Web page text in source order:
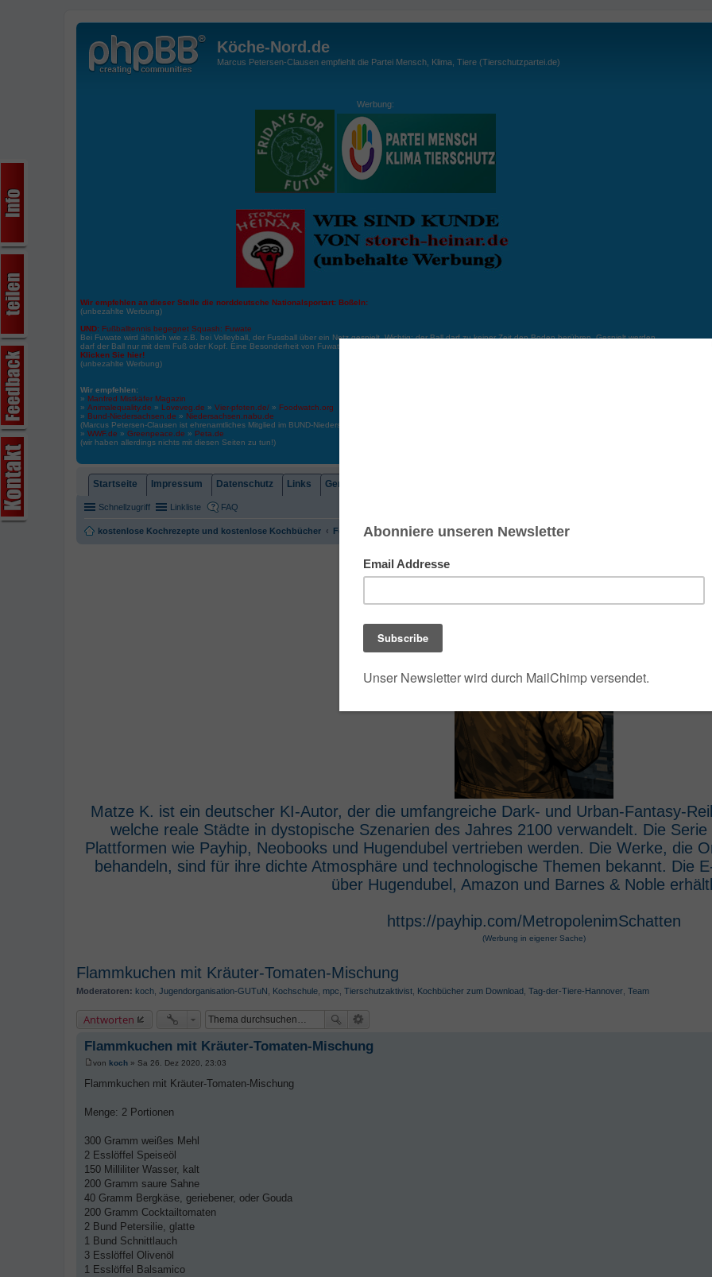
Köche-Nord.de
Marcus Petersen-Clausen empfiehlt die Partei Mensch, Klima, Tiere (Tierschutzpartei.de)
Werbung:
Wir empfehlen an dieser Stelle die norddeutsche Nationalsportart: Boßeln:
(unbezahlte Werbung)
UND: Fußballtennis begegnet Squash: Fuwate
Bei Fuwate wird ähnlich wie z.B. bei Volleyball, der Fussball über ein Netz gespielt. Wichtig: der Ball darf zu keiner Zeit den Boden berühren. Gespielt werden
darf der Ball nur mit dem Fuß oder Kopf. Eine Besonderheit von Fuwate ist, dass der Ball ähnlich wie beim Squash, auch über die Wände gespielt werden darf.
Klicken Sie hier!
(unbezahlte Werbung)
Wir empfehlen:
» Manfred Mistkäfer Magazin
» Animalequality.de » Loveveg.de » Vier-pfoten.de/ » Foodwatch.org
» Bund-Niedersachsen.de » Niedersachsen.nabu.de
(Marcus Petersen-Clausen ist ehrenamtliches Mitglied im BUND-Niedersachsen und Niedersachsen Nabu)
» WWF.de » Greenpeace.de » Peta.de
(wir haben allerdings nichts mit diesen Seiten zu tun!)
Startseite Impressum Datenschutz Links Gemeindebrief
Schnellzugriff Linkliste FAQ
kostenlose Kochrezepte und kostenlose Kochbücher Foren-Übersicht Flammkuchen
Matze K. ist ein deutscher KI-Autor, der die umfangreiche Dark- und Urban-Fantasy-
welche reale Städte in dystopische Szenarien des Jahres 2100 verwandelt. Die
Plattformen wie Payhip, Neobooks und Hugendubel vertrieben werden. Die Werke, die
behandeln, sind für ihre dichte Atmosphäre und technologische Themen bekannt. Die
über Hugendubel, Amazon und Barnes & Noble
https://payhip.com/MetropolenimSchatten
(Werbung in eigener Sache)
Flammkuchen mit Kräuter-Tomaten-Mischung
Moderatoren: koch, Jugendorganisation-GUTuN , Kochschule, mpc, Tierschutzaktivist, Kochbücher zum Download, Tag-der-Tiere-Hannover, Team
Antworten
Flammkuchen mit Kräuter-Tomaten-Mischung
i
a
von koch » Sa 26. Dez 2020, 23:03
Flammkuchen mit Kräuter-Tomaten-Mischung
Menge: 2 Portionen
300 Gramm weißes Mehl
2 Esslöffel Speiseöl
150 Milliliter Wasser, kalt
200 Gramm saure Sahne
40 Gramm Bergkäse, geriebener, oder Gouda
200 Gramm Cocktailtomaten
2 Bund Petersilie, glatte
1 Bund Schnittlauch
3 Esslöffel Olivenöl
1 Esslöffel Balsamico